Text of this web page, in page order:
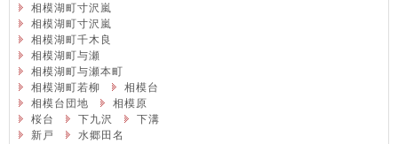
相模湖町寸沢嵐
相模湖町寸沢嵐
相模湖町千木良
相模湖町与瀬
相模湖町与瀬本町
相模湖町若柳
相模台
相模台団地
相模原
桜台
下九沢
下溝
新戸
水郷田名